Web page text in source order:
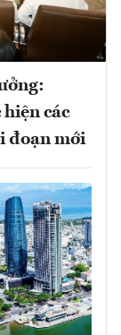
các
đoạn mới